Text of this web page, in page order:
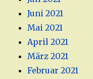
Juni 2021
Mai 2021
April 2021
März 2021
Februar 2021